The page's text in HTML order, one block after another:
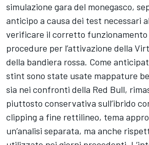
simulazione gara del monegasco,
anticipo a causa dei test necessari
verificare il corretto
procedure per l’attivazione della
della bandiera rossa. Come
stint sono state usate mappature
sia nei confronti della Red Bull,
piuttosto conservativa sull’ibrido
clipping a fine rettilineo, tema
un’analisi separata, ma anche